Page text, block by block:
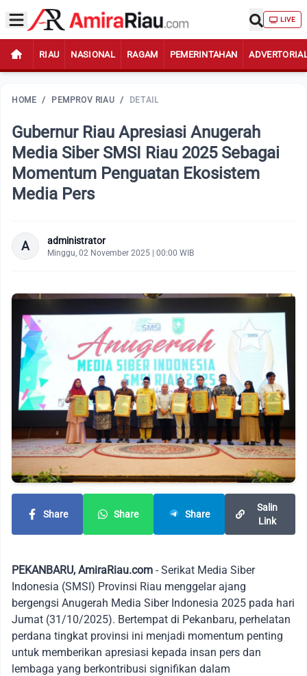
LIVE
RIAU NASIONAL RAGAM PEMERINTAHAN
HOME / PEMPROV RIAU / DETAIL
Gubernur Riau Apresiasi Anugerah
Media Siber SMSI Riau 2025 Sebagai
Momentum Penguatan Ekosistem
Media Pers
A administrator
Minggu, 02 November 2025 | 00:00 WIB
Share Share Share
Salin
Link
PEKANBARU, AmiraRiau.com - Serikat Media Siber
Indonesia (SMSI) Provinsi Riau menggelar ajang
bergengsi Anugerah Media Siber Indonesia 2025 pada hari
Jumat (31/10/2025). Bertempat di Pekanbaru, perhelatan
perdana tingkat provinsi ini menjadi momentum penting
untuk memberikan apresiasi kepada insan pers dan
lembaga yang berkontribusi signifikan dalam